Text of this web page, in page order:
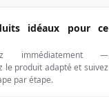
idéaux pour ce
immédiatement —
le produit adapté et suivez
par étape.